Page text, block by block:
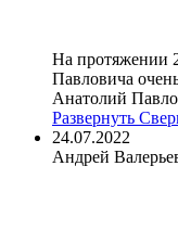
На протяжении
Павловича
Анатолий
Развернуть
24.07.2022
Андрей